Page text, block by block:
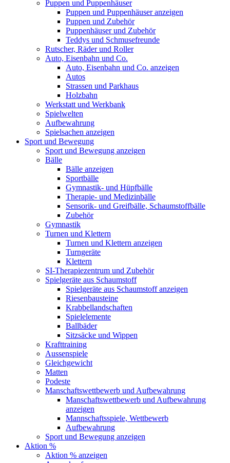
Puppen und Puppenhäuser
Puppen und Puppenhäuser anzeigen
Puppen und Zubehör
Puppenhäuser und Zubehör
Teddys und Schmusefreunde
Rutscher, Räder und Roller
Auto, Eisenbahn und Co.
Auto, Eisenbahn und Co. anzeigen
Autos
Strassen und Parkhaus
Holzbahn
Werkstatt und Werkbank
Spielwelten
Aufbewahrung
Spielsachen anzeigen
Sport und Bewegung
Sport und Bewegung anzeigen
Bälle
Bälle anzeigen
Sportbälle
Gymnastik- und Hüpfbälle
Therapie- und Medizinbälle
Sensorik- und Greifbälle, Schaumstoffbälle
Zubehör
Gymnastik
Turnen und Klettern
Turnen und Klettern anzeigen
Turngeräte
Klettern
SI-Therapiezentrum und Zubehör
Spielgeräte aus Schaumstoff
Spielgeräte aus Schaumstoff anzeigen
Riesenbausteine
Krabbellandschaften
Spielelemente
Ballbäder
Sitzsäcke und Wippen
Krafttraining
Aussenspiele
Gleichgewicht
Matten
Podeste
Manschaftswettbewerb und Aufbewahrung
Manschaftswettbewerb und Aufbewahrung
anzeigen
Mannschaftsspiele, Wettbewerb
Aufbewahrung
Sport und Bewegung anzeigen
Aktion %
Aktion % anzeigen